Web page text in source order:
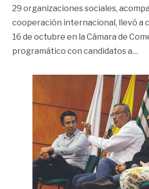
29 organizaciones sociales,
cooperación internacional, llevó a
16 de octubre en la Cámara de
programático con candidatos a…